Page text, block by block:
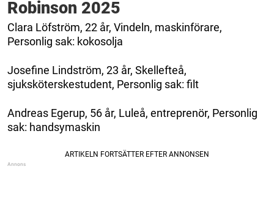
Robinson 2025
Clara Löfström, 22 år, Vindeln, maskinförare,
Personlig sak: kokosolja
Josefine Lindström, 23 år, Skellefteå,
sjuksköterskestudent, Personlig sak: filt
Andreas Egerup, 56 år, Luleå, entreprenör, Personlig
sak: handsymaskin